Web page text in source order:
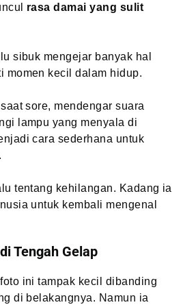
rasa damai yang sulit
sibuk mengejar banyak hal
momen kecil dalam hidup.
sore, mendengar suara
lampu yang menyala di
cara sederhana untuk
tentang kehilangan. Kadang ia
untuk kembali mengenal
Tengah Gelap
ini tampak kecil dibanding
di belakangnya. Namun ia